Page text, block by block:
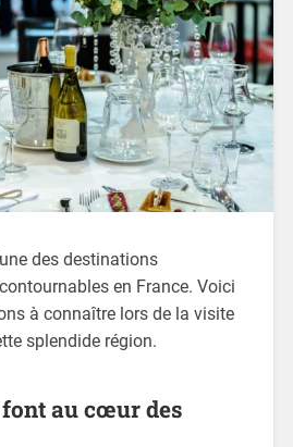
des destinations
en France. Voici
à connaître lors de la visite
splendide région.
au cœur des